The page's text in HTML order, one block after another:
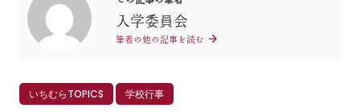
入学委員会
筆者の他の記事を読む
いちむらTOPICS 学校行事